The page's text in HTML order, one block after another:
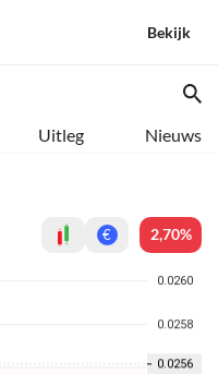
Bekijk
Uitleg Nieuws
€ 2,70%